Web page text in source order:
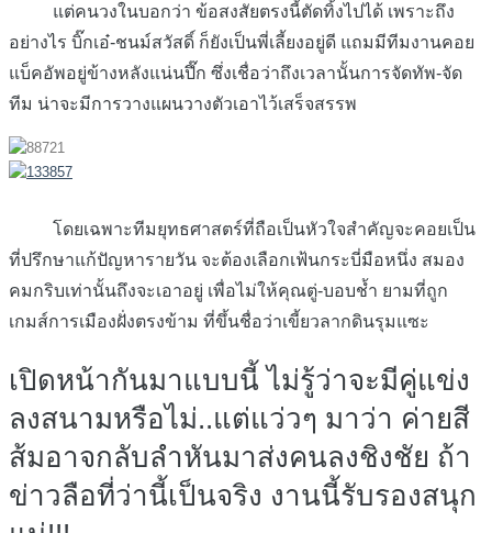
แต่คนวงในบอกว่า ข้อสงสัยตรงนี้ตัดทิ้งไปได้ เพราะถึง
อย่างไร บิ๊กเอ๋-ชนม์สวัสดิ์ ก็ยังเป็นพี่เลี้ยงอยู่ดี แถมมีทีมงานคอย
แบ็คอัพอยู่ข้างหลังแน่นปึ๊ก ซึ่งเชื่อว่าถึงเวลานั้นการจัดทัพ-จัด
ทีม น่าจะมีการวางแผนวางตัวเอาไว้เสร็จสรรพ
โดยเฉพาะทีมยุทธศาสตร์ที่ถือเป็นหัวใจสำคัญจะคอยเป็น
ที่ปรึกษาแก้ปัญหารายวัน จะต้องเลือกเฟ้นกระบี่มือหนึ่ง สมอง
คมกริบเท่านั้นถึงจะเอาอยู่ เพื่อไม่ให้คุณตู่-บอบช้ำ ยามที่ถูก
เกมส์การเมืองฝั่งตรงข้าม ที่ขึ้นชื่อว่าเขี้ยวลากดินรุมแซะ
เปิดหน้ากันมาแบบนี้ ไม่รู้ว่าจะมีคู่แข่ง
ลงสนามหรือไม่..แต่แว่วๆ มาว่า ค่ายสี
ส้มอาจกลับลำหันมาส่งคนลงชิงชัย ถ้า
ข่าวลือที่ว่านี้เป็นจริง งานนี้รับรองสนุก